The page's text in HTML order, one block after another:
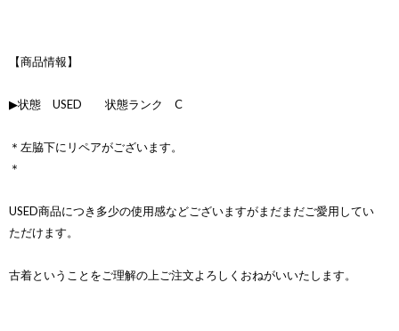
【商品情報】
▶状態 USED 状態ランク C
＊左脇下にリペアがございます。
＊
USED商品につき多少の使用感などございますがまだまだご愛用してい
ただけます。
古着ということをご理解の上ご注文よろしくおねがいいたします。